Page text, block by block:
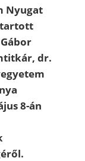
Nyugat
tartott
dr.
8-án